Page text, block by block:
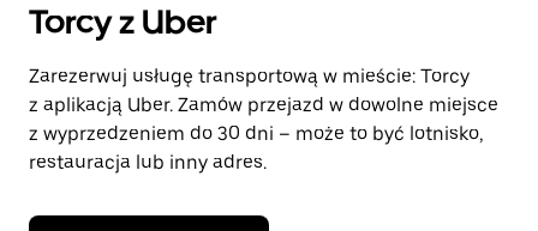
Torcy z Uber
Zarezerwuj usługę transportową w mieście: Torcy
z aplikacją Uber. Zamów przejazd w dowolne miejsce
z wyprzedzeniem do 30 dni – może to być lotnisko,
restauracja lub inny adres.